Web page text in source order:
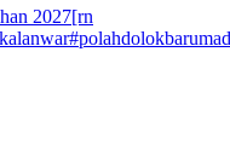
2027[rn